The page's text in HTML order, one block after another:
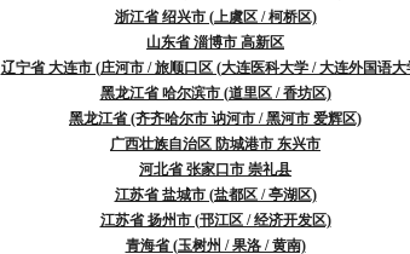
浙江省 绍兴市 (上虞区 / 柯桥区)
山东省 淄博市 高新区
辽宁省 大连市 (庄河市 / 旅顺口区 (大连医科大学 / 大连外国语大
黑龙江省 哈尔滨市 (道里区 / 香坊区)
黑龙江省 (齐齐哈尔市 讷河市 / 黑河市 爱辉区)
广西壮族自治区 防城港市 东兴市
河北省 张家口市 崇礼县
江苏省 盐城市 (盐都区 / 亭湖区)
江苏省 扬州市 (邗江区 / 经济开发区)
青海省 (玉树州 / 果洛 / 黄南)